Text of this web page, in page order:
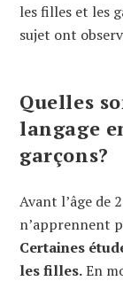
les filles et les
sujet ont
Quelles
langage
garçons?
Avant l’âge de
n’apprennent
Certaines
les filles.En